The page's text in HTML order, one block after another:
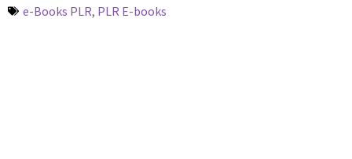
e-Books PLR, PLR E-books